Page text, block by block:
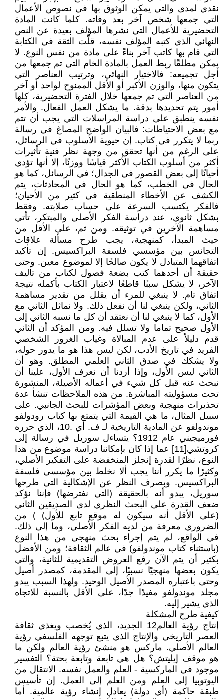
نقدي لمدى والتي يمكن الوثوق بها في نصوص الأعمال
التي جمعها شخص آخر بعد وفاته. كلما كانت المادة
التحضيرية للأعمال التي نشرها المؤلف بعيدة عن النص
النهائي الذي كتبه المؤلف نفسه، قلّت الثقة في الكتابة
التي قام بها كاتب آخر بناءً على مادة من نفس النوع. لا
يمكن مطلقًا ربط العمل بالمادة الخام التي تم جمعها من
أجل تجميعه: فالاختيار النهائي، وترتيب العناصر التي
يتكون منها، والوزن الأكبر أو الأقل الممنوح لواحد أو آخر
من العناصر التي تم جمعها خلال الفترة التحضيرية، كلها
أمور يتم تحديدها بدقة. ما يشكل العمل الفعال. والأمر
نفسه ينطبق على دراسة المراسلات التي يجب أن تتم
مع بعض الاحتياطات: فالبيان الواضح المصاغ في رسالة
ربما لا يتكرر في كتاب. إن حيوية الأسلوب في الرسائل،
على الرغم من أنها تحقق من وجهة نظر فنية تأثيرات
أكثر من أسلوب الكتاب الأكثر قياسًا ووزنًا، إلا أنها تؤدي
أحيانًا إلى بعض القصور في الجدال؛ في الرسائل، كما هو
الحال في الخطب، كما هو الحال في المحادثات، يتم
الكشف عن الأخطاء المنطقية في كثير من الأحيان؛
فالفكر يكتسب السرعة على حساب صلابته. وفقط
بشكل ثانوي، عند دراسة الفكر الأصلي والمبتكر، تأتي
مساهمة الآخرين في توثيقه. ومن ثم، على الأقل من
حيث المبدأ، كمنهجية، يجب طرح مسألة علاقات
التجانس بين مؤسسي فلسفة البراكسيس. إن تأكيد
اتفاقهما المتبادل لا يكون صالحًا إلا لموضوع معين. وحتى
حقيقة أن أحدهما كتب بضعة فصول لكتاب من تأليف
الآخر، لا يشكل سببًا قاطعًا لاعتبار الكتاب بأكمله نتيجة
اتفاق تام. لا ينبغي للمرء أن يقلل من تقدير مساهمة
الثاني، ولكن ينبغي لنا أن نفعل ذلك. ولا نماثل الثاني مع
الأول، كما لا ينبغي لنا أن نعتقد أن كل ما نسبه الثاني إلى
الأول صحيح تماما ولا تسلل فيه. ومن المؤكد أن الثاني
قدم دليلاً على عدم المبالاة وغياب الغرور الشخصي
الفريد في تاريخ الأدب، لكن ليس هذا هو ما يدور حوله،
ولا يشكك في صدق الثاني العلمي المطلق. وهو أن
الثاني ليس الأول، وإذا أردنا أن نعرف الأول، علينا أن
نبحث عنه قبل كل شيء في أعماله الأصيلة، المنشورة
تحت مسؤوليته المباشرة. من هذه الملاحظات تنشأ عدة
تحذيرات منهجية وبعض المؤشرات للبحث الجانبي. على
سبيل المثال، ما هي القيمة التي يتمتع بها كتاب رودولفو
موندولفو عن المادية التاريخية لـ ف. أي .10، الذي حرره
فورميجيني عام 1912؟ يتساءل سوريل في رسالة إلى
كروتشي[11] عما إذا كان بإمكاننا دراسة موضوع من هذا
النوع، نظرًا لقدرة إنجلز المنخفضة على التفكير الأصلي،
وكثيرًا ما يكرر أننا يجب ألا نخلط بين مؤسسي فلسفة
البراكسيس. وبصرف النظر عن الإشكالية التي طرحها
سوريل، يبدو أنه بالحقيقة (التي نفترضها) فإننا نؤكد
ضعف القدرة على البحث النظري لدى الصديقين الثاني
(على الأقل أنه سيكون له موقع تابع للأول) ) من
الضروري معرفة من لديه الفكر الأصلي، وما إلى ذلك.
في الواقع، لم يتم إجراء بحث منهجي من هذا النوع
(باستثناء كتاب موندولفو) في عالم الثقافة؛ ومن الأفضل
بكثير أن يتم الآن رفع العروض التقديمية للثانية، والتي
يكون بعضها منهجيًا نسبيًا، إلى المقدمة، كمصدر أصيل
وحتى باعتباره المصدر الأصيل الوحيد. ولهذا السبب يبدو
مجلد موندولفو مفيدًا جدًا، على الأقل بالنسبة للاتجاه
الذي يشير إليه.
كيفية طرح المشكلة
إنتاج رؤية العالم12 الجديد، الذي يُخصب ويغذي ثقافة
العصر التاريخي والإنتاج الذي يتبع توجهه الفلسفي رؤية
العالم الأصلي. ماركس هو منشئ رؤية العالم ولكن ما
هو موقف إيليتش؟ هل هي تابعة وتابعة بحتة؟ التفسير
موجود في الماركسية - العلم والعمل نفسه. الانتقال من
اليوتوبيا إلى العلم ومن العلم إلى العمل. إن تأسيس
طبقة حاكمة (أي دولة) يعادل إنشاء رؤية عالمية. أما